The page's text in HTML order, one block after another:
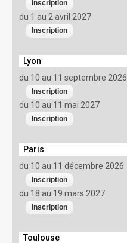
du 1 au 2 avril 2027
Lyon
du 10 au 11 septembre 2026
du 10 au 11 mai 2027
Paris
du 10 au 11 décembre 2026
du 18 au 19 mars 2027
Toulouse